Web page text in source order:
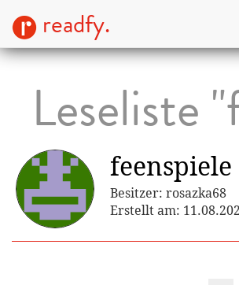
readfy.
Leseliste
feenspiele
Besitzer: rosazka68
Erstellt am: